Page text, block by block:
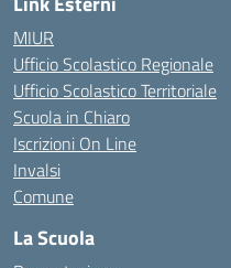
MIUR
Ufficio Scolastico Regionale
Ufficio Scolastico Territoriale
Scuola in Chiaro
Iscrizioni On Line
Invalsi
Comune
La Scuola